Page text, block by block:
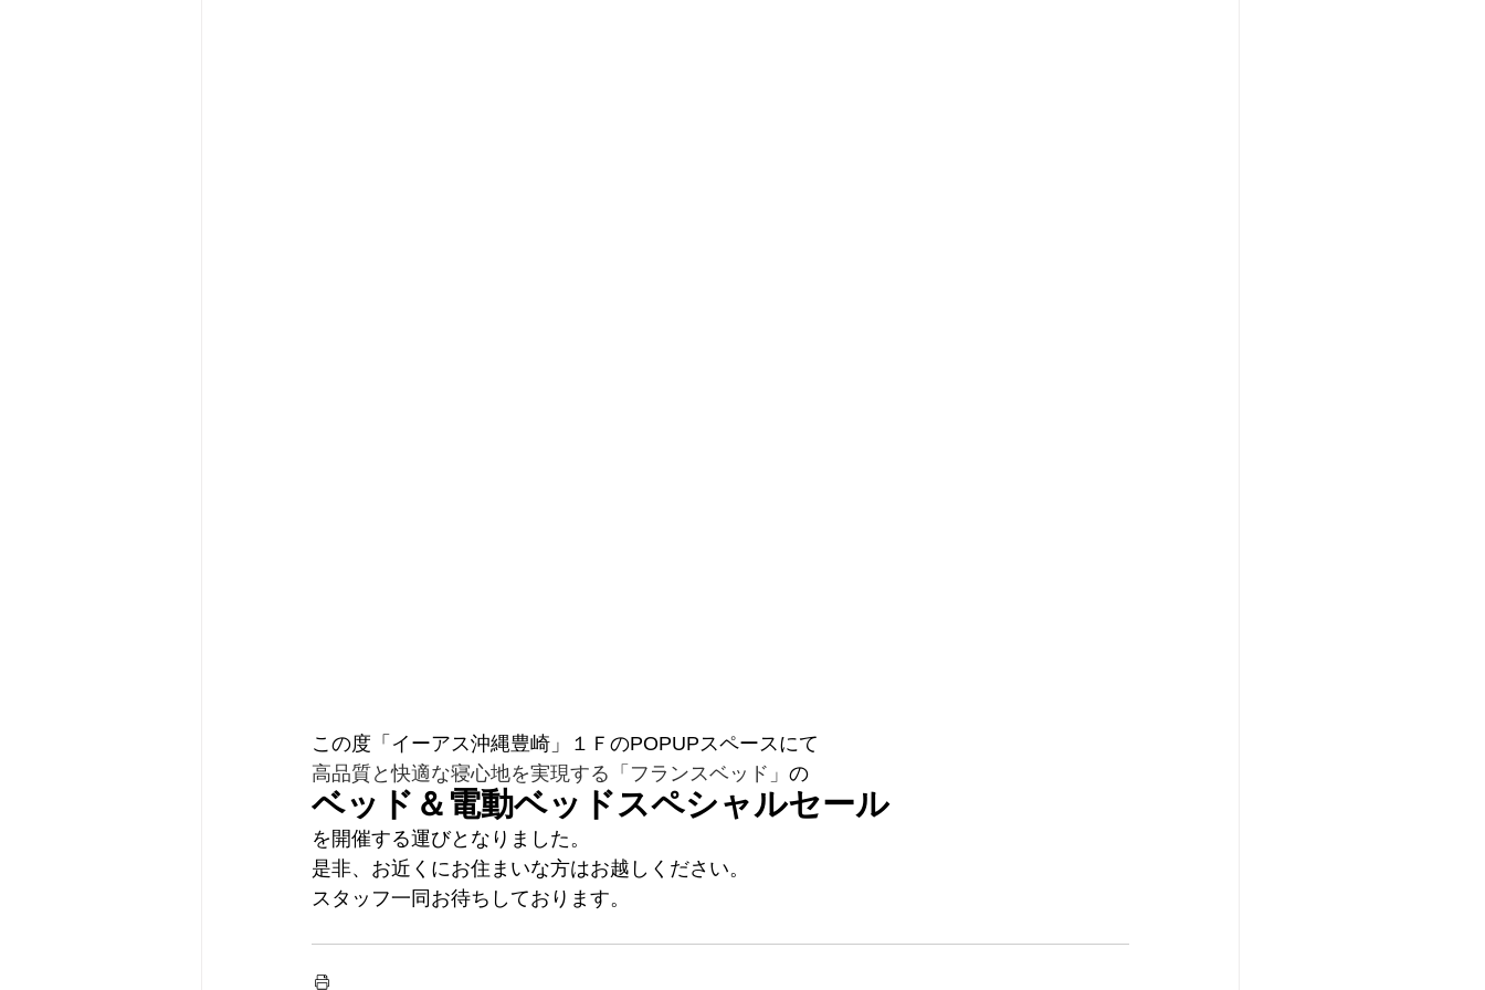
この度「イーアス沖縄豊崎」１ＦのPOPUPスペースにて
高品質と快適な寝心地を実現する「フランスベッド」 の
ベッド＆電動ベッドスペシャルセール
を開催する運びとなりました。
是非、お近くにお住まいな方はお越しください。
スタッフ一同お待ちしております。